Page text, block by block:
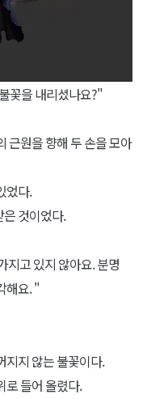
꽃을 내리셨나요?"
근원을 향해 두 손을 모아
었다.
것이었다.
지고 있지 않아요. 분명
해요. "
지지 않는 불꽃이다.
로 들어 올렸다.